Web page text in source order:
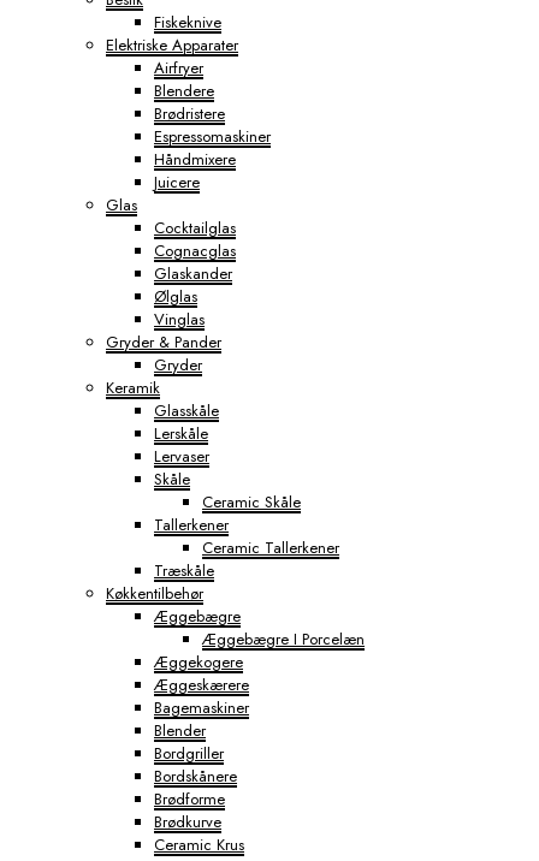
Fiskeknive
Elektriske Apparater
Airfryer
Blendere
Brødristere
Espressomaskiner
Håndmixere
Juicere
Glas
Cocktailglas
Cognacglas
Glaskander
Ølglas
Vinglas
Gryder & Pander
Gryder
Keramik
Glasskåle
Lerskåle
Lervaser
Skåle
Ceramic Skåle
Tallerkener
Ceramic Tallerkener
Træskåle
Køkkentilbehør
Æggebægre
Æggebægre I Porcelæn
Æggekogere
Æggeskærere
Bagemaskiner
Blender
Bordgriller
Bordskånere
Brødforme
Brødkurve
Ceramic Krus